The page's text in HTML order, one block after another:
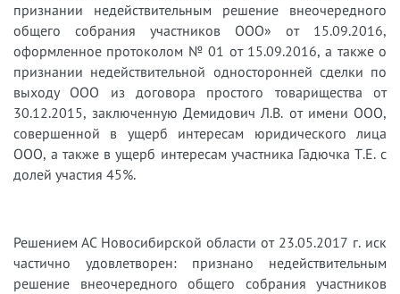
признании недействительным решение внеочередного
общего собрания участников ООО» от 15.09.2016,
оформленное протоколом № 01 от 15.09.2016, а также о
признании недействительной односторонней сделки по
выходу ООО из договора простого товарищества от
30.12.2015, заключенную Демидович Л.В. от имени ООО,
совершенной в ущерб интересам юридического лица
ООО, а также в ущерб интересам участника Гадючка Т.Е. с
долей участия 45%.
Решением АС Новосибирской области от 23.05.2017 г. иск
частично удовлетворен: признано недействительным
решение внеочередного общего собрания участников